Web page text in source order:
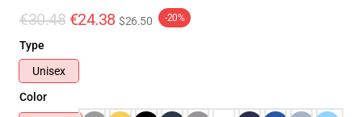
€30.48 €24.38 $26.50 -20%
Type
Unisex
Color